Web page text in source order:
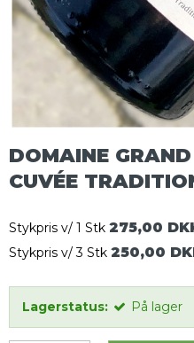
DOMAINE
CUVÉE
Stykpris v/ 1 Stk 275,00
Stykpris v/ 3 Stk 250,00
Lagerstatus: På lager